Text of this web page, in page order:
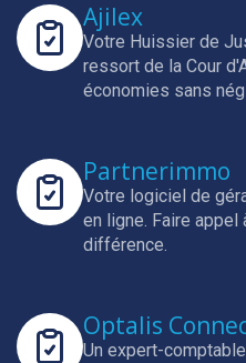
Ajilex
Votre Huissier de
ressort de la Cour
économies sans
Partnerimmo
Votre logiciel de
en ligne. Faire
différence.
Optalis
Un expert-